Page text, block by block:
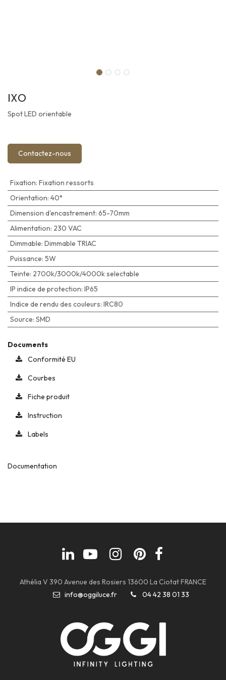
IXO
Spot LED orientable
Contactez-nous
Fixation: Fixation ressorts
Orientation: 40°
Dimension d'encastrement: 65-70mm
Alimentation: 230 VAC
Dimmable: Dimmable TRIAC
Puissance: 5W
Teinte: 2700k/3000k/4000k selectable
IP indice de protection: IP65
Indice de rendu des couleurs: IRC80
Source: SMD
Documents
Conformité EU
Courbes
Fiche produit
Instruction
Labels
Documentation
Athélia V 390 Avenue des Rosiers 13600 La Ciotat FRANCE
info@oggiluce.fr
04 42 38 01 33